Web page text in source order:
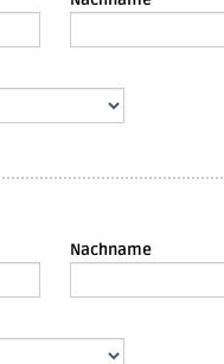
Nachname